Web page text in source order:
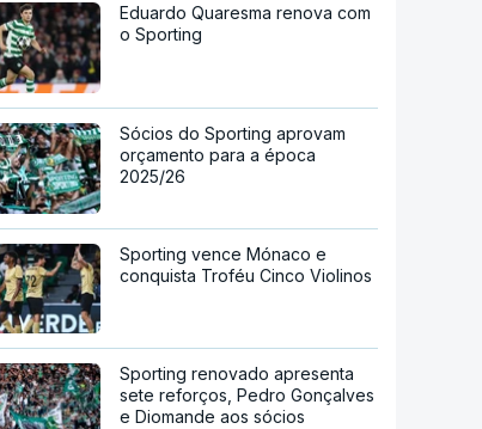
Eduardo Quaresma renova com
o Sporting
Sócios do Sporting aprovam
orçamento para a época
2025/26
Sporting vence Mónaco e
conquista Troféu Cinco Violinos
Sporting renovado apresenta
sete reforços, Pedro Gonçalves
e Diomande aos sócios